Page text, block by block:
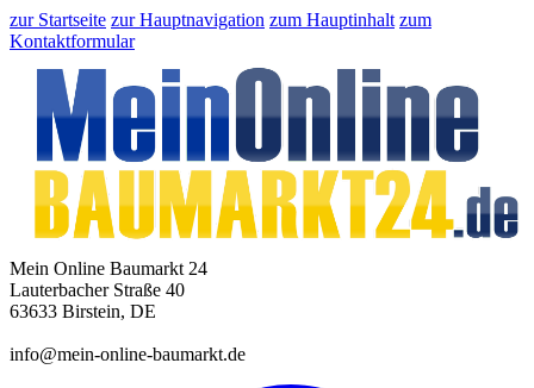
zur Startseite zur Hauptnavigation zum Hauptinhalt zum
Kontaktformular
Mein Online Baumarkt 24
Lauterbacher Straße 40
63633 Birstein, DE
info@mein-online-baumarkt.de